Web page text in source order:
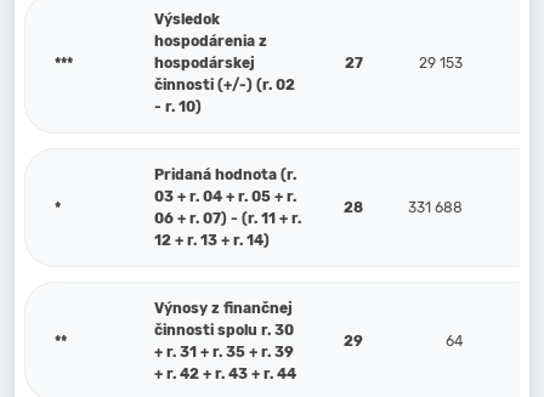
***
Výsledok
hospodárenia z
hospodárskej
činnosti (+/-) (r. 02
- r. 10)
27 29 153
*
Pridaná hodnota (r.
03 + r. 04 + r. 05 + r.
06 + r. 07) - (r. 11 + r.
12 + r. 13 + r. 14)
28 331 688
**
Výnosy z finančnej
činnosti spolu r. 30
+ r. 31 + r. 35 + r. 39
+ r. 42 + r. 43 + r. 44
29 64